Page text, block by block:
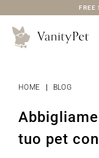
FREE
HOME BLOG
tuo pet